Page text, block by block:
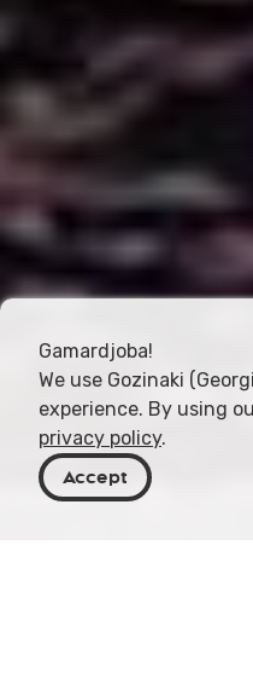
Gamardjoba!
We use Gozinaki
experience. By using
privacy policy.
Accept